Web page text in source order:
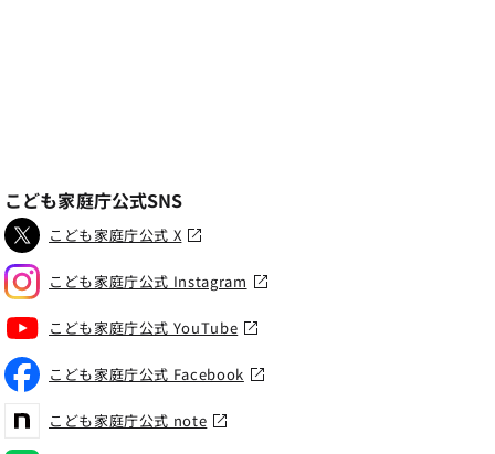
こども家庭庁公式SNS
こども家庭庁公式 X
こども家庭庁公式 Instagram
こども家庭庁公式 YouTube
こども家庭庁公式 Facebook
こども家庭庁公式 note